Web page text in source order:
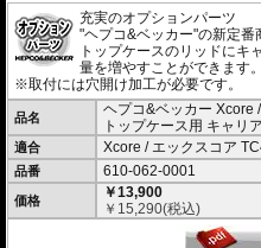
充実のオプションパーツ
"ヘプコ&ベッカー"の新定
トップケースのリッドにキ
量を増やすことができます。
※取付には穴開け加工が必要です。
品名
ヘプコ&ベッカー Xcore
トップケース用 キャリア
適合 Xcore / エックスコア
品番 610-062-0001
価格
￥13,900
￥ 15,290(税込)